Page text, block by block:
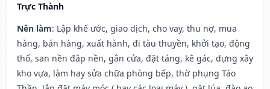
Trực Thành
Nên làm: Lập khế ước, giao dịch, cho vay, thu nợ, mua
hàng, bán hàng, xuất hành, đi tàu thuyền, khởi tạo, động
thổ, san nền đắp nền, gắn cửa, đặt táng, kê gác, dựng xây
kho vựa, làm hay sửa chữa phòng bếp, thờ phụng Táo